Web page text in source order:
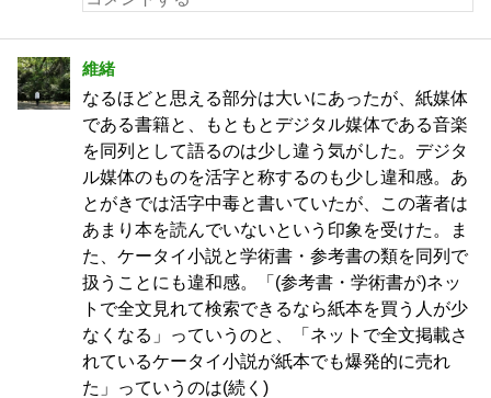
維緒
なるほどと思える部分は大いにあったが、紙媒体
である書籍と、もともとデジタル媒体である音楽
を同列として語るのは少し違う気がした。デジタ
ル媒体のものを活字と称するのも少し違和感。あ
とがきでは活字中毒と書いていたが、この著者は
あまり本を読んでいないという印象を受けた。ま
た、ケータイ小説と学術書・参考書の類を同列で
扱うことにも違和感。「(参考書・学術書が)ネッ
トで全文見れて検索できるなら紙本を買う人が少
なくなる」っていうのと、「ネットで全文掲載さ
れているケータイ小説が紙本でも爆発的に売れ
た」っていうのは(続く)